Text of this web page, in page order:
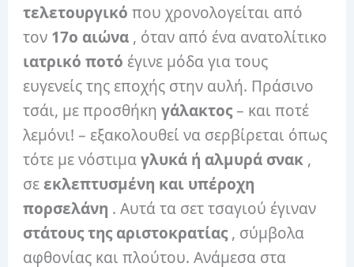
τελετουργικό που χρονολογείται από
τον 17ο αιώνα , όταν από ένα ανατολίτικο
ιατρικό ποτό έγινε μόδα για τους
ευγενείς της εποχής στην αυλή. Πράσινο
τσάι, με προσθήκηγάλακτος– και ποτέ
λεμόνι! – εξακολουθεί να σερβίρεται όπως
τότε με νόστιμαγλυκά ή αλμυρά σνακ ,
σεεκλεπτυσμένη και υπέροχη
πορσελάνη . Αυτά τα σετ τσαγιού έγιναν
στάτους της αριστοκρατίας, σύμβολα
αφθονίας και πλούτου. Ανάμεσα στα